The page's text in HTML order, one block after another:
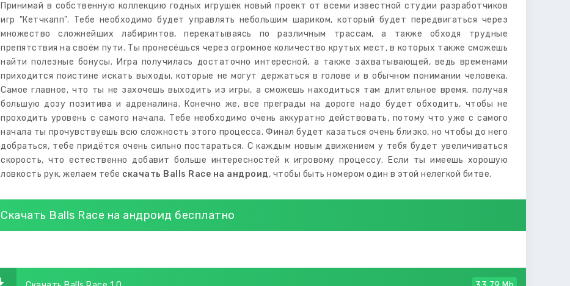
Принимай в собственную коллекцию годных игрушек новый проект от всеми известной студии разработчиков
игр "Кетчкапп". Тебе необходимо будет управлять небольшим шариком, который будет передвигаться через
множество сложнейших лабиринтов, перекатываясь по различным трассам, а также обходя трудные
препятствия на своём пути. Ты пронесёшься через огромное количество крутых мест, в которых также сможешь
найти полезные бонусы. Игра получилась достаточно интересной, а также захватывающей, ведь временами
приходится поистине искать выходы, которые не могут держаться в голове и в обычном понимании человека.
Самое главное, что ты не захочешь выходить из игры, а сможешь находиться там длительное время, получая
большую дозу позитива и адреналина. Конечно же, все преграды на дороге надо будет обходить, чтобы не
проходить уровень с самого начала. Тебе необходимо очень аккуратно действовать, потому что уже с самого
начала ты прочувствуешь всю сложность этого процесса. Финал будет казаться очень близко, но чтобы до него
добраться, тебе придётся очень сильно постараться. С каждым новым движением у тебя будет увеличиваться
скорость, что естественно добавит больше интересностей к игровому процессу. Если ты имеешь хорошую
ловкость рук, желаем тебе скачать Balls Race на андроид, чтобы быть номером один в этой нелегкой битве.
Скачать Balls Race на андроид бесплатно